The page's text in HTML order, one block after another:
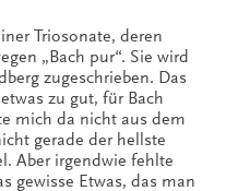
Triosonate, deren
„Bach pur“. Sie wird
zugeschrieben. Das
zu gut, für Bach
mich da nicht aus dem
gerade der hellste
Aber irgendwie fehlte
gewisse Etwas, das man